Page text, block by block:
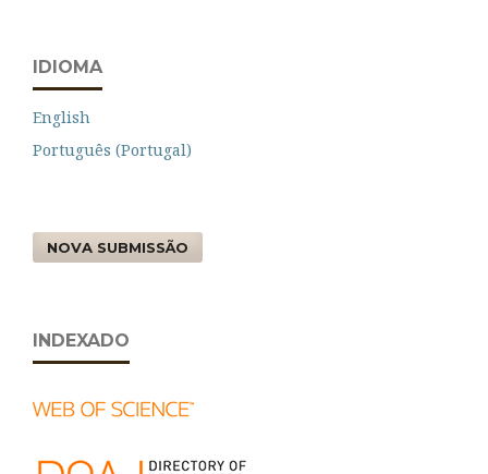
IDIOMA
English
Português (Portugal)
NOVA SUBMISSÃO
INDEXADO